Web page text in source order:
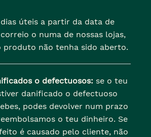
úteis a partir da data de
o numa de nossas lojas,
produto não tenha sido aberto.
o defectuosos: se o teu
danificado o defectuoso
podes devolver num prazo
o teu dinheiro. Se
é causado pelo cliente, não